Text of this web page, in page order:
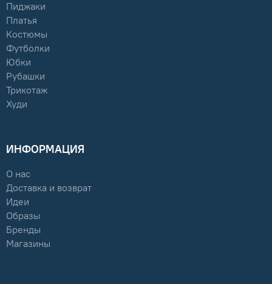
Пиджаки
Платья
Костюмы
Футболки
Юбки
Рубашки
Трикотаж
Худи
ИНФОРМАЦИЯ
О нас
Доставка и возврат
Идеи
Образы
Бренды
Магазины